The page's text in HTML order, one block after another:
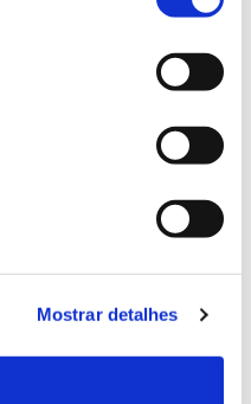
Mostrar detalhes